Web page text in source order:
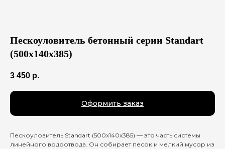
Пескоуловитель бетонный серии Standart
(500x140x385)
3 450 р.
Оформить заказ
Пескоуловитель Standart (500x140x385) — это часть системы
линейного водоотвода. Он собирает песок и мелкий мусор из